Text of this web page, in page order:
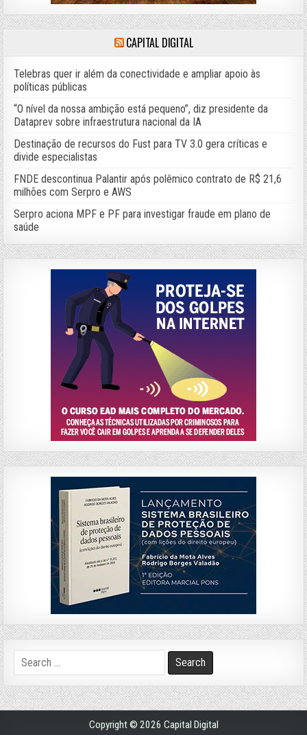
CAPITAL DIGITAL
Telebras quer ir além da conectividade e ampliar apoio às
políticas públicas
“O nível da nossa ambição está pequeno”, diz presidente da
Dataprev sobre infraestrutura nacional da IA
Destinação de recursos do Fust para TV 3.0 gera críticas e
divide especialistas
FNDE descontinua Palantir após polêmico contrato de R$ 21,6
milhões com Serpro e AWS
Serpro aciona MPF e PF para investigar fraude em plano de
saúde
Search
for:
Copyright © 2026 Capital Digital